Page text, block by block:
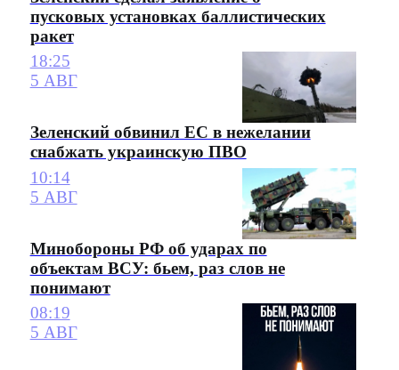
пусковых установках баллистических
ракет
18:25
5 АВГ
Зеленский обвинил ЕС в нежелании
снабжать украинскую ПВО
10:14
5 АВГ
Минобороны РФ об ударах по
объектам ВСУ: бьем, раз слов не
понимают
08:19
5 АВГ